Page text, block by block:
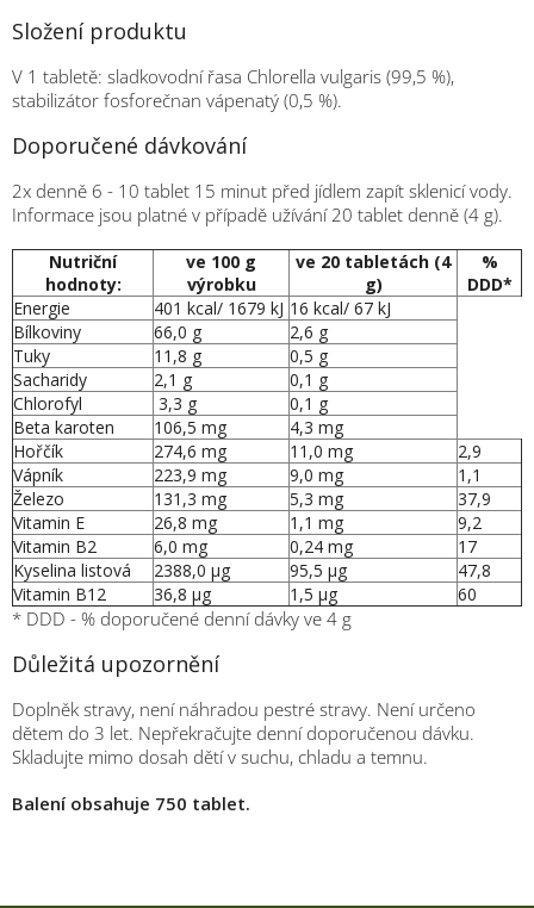
Složení produktu
V 1 tabletě: sladkovodní řasa Chlorella vulgaris (99,5 %),
stabilizátor fosforečnan vápenatý (0,5 %).
Doporučené dávkování
2x denně 6 - 10 tablet 15 minut před jídlem zapít sklenicí vody.
Informace jsou platné v případě užívání 20 tablet denně (4 g).
Nutriční
hodnoty:
ve 100 g
výrobku
ve 20 tabletách (4
g)
%
DDD*
Energie
401 kcal/ 1679 kJ 16 kcal/ 67 kJ
Bílkoviny
66,0 g
2,6 g
Tuky
11,8 g
0,5 g
Sacharidy
2,1 g
0,1 g
Chlorofyl
3,3 g
0,1 g
Beta karoten
106,5 mg
4,3 mg
Hořčík
274,6 mg 11,0 mg
2,9
Vápník
223,9 mg 9,0 mg
1,1
Železo
131,3 mg 5,3 mg
37,9
Vitamin E
26,8 mg 1,1 mg
9,2
Vitamin B2
6,0 mg 0,24 mg
17
Kyselina listová
2388,0 µg 95,5 µg
47,8
Vitamin B12
36,8 µg 1,5 µg 60
* DDD - % doporučené denní dávky ve 4 g
Důležitá upozornění
Doplněk stravy, není náhradou pestré stravy. Není určeno
dětem do 3 let. Nepřekračujte denní doporučenou dávku.
Skladujte mimo dosah dětí v suchu, chladu a temnu.
Balení obsahuje 750 tablet.